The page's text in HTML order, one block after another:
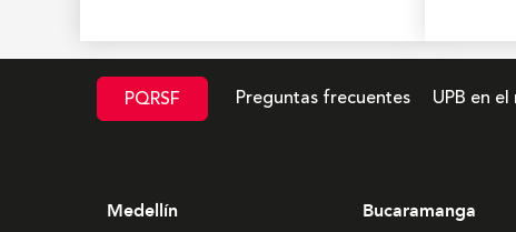
PQRSF Preguntas frecuentes UPB en
Medellín
Bucaramanga